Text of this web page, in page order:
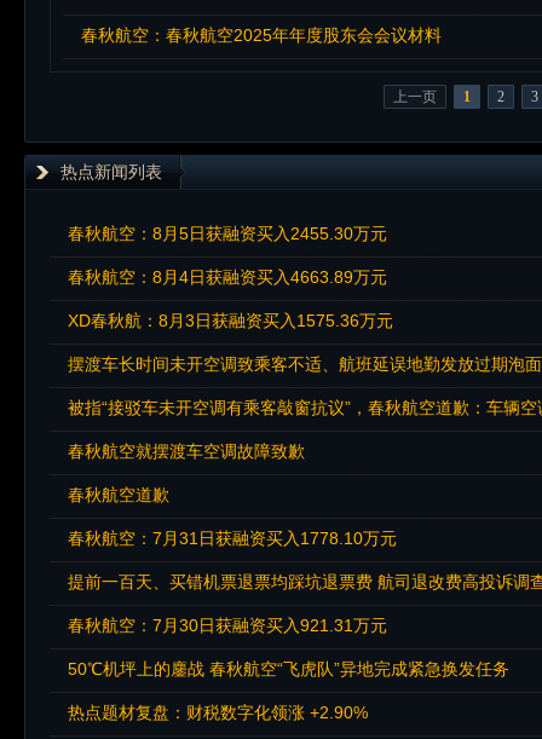
春秋航空：春秋航空2025年年度股东会会议材料
上一页 1 2 3
热点新闻列表
春秋航空：8月5日获融资买入2455.30万元
春秋航空：8月4日获融资买入4663.89万元
XD春秋航：8月3日获融资买入1575.36万元
摆渡车长时间未开空调致乘客不适、航班延误地勤发放过期泡
被指“接驳车未开空调有乘客敲窗抗议”，春秋航空道歉：车辆
春秋航空就摆渡车空调故障致歉
春秋航空道歉
春秋航空：7月31日获融资买入1778.10万元
提前一百天、买错机票退票均踩坑退票费 航司退改费高投诉调
春秋航空：7月30日获融资买入921.31万元
50℃机坪上的鏖战 春秋航空“飞虎队”异地完成紧急换发任务
热点题材复盘：财税数字化领涨 +2.90%